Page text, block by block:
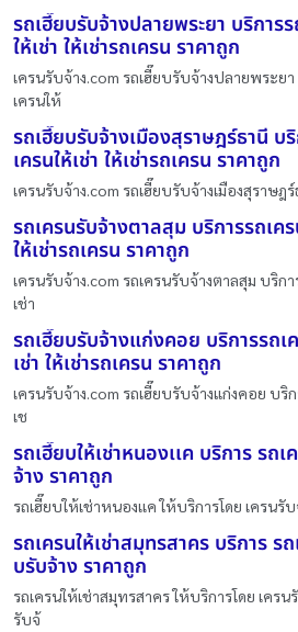
รถเฮี๊ยบรับจ้างปลายพระยา บริการ
ให้เช่า ให้เช่ารถเครน ราคาถูก
เครนรับจ้าง.com รถเฮี๊ยบรับจ้างปลายพระยา
เครนให้
รถเฮี๊ยบรับจ้างเมืองสุราษฎร์ธานี บ
เครนให้เช่า ให้เช่ารถเครน ราคาถูก
เครนรับจ้าง.com รถเฮี๊ยบรับจ้างเมืองสุราษฎ
รถเครนรับจ้างตาลสุม บริการรถเค
ให้เช่ารถเครน ราคาถูก
เครนรับจ้าง.com รถเครนรับจ้างตาลสุม บริก
เช่า
รถเฮี๊ยบรับจ้างแก่งคอย บริการรถเ
เช่า ให้เช่ารถเครน ราคาถูก
เครนรับจ้าง.com รถเฮี๊ยบรับจ้างแก่งคอย บริ
เช
รถเฮี๊ยบให้เช่าหนองเเค บริการ รถ
จ้าง ราคาถูก
รถเฮี๊ยบให้เช่าหนองเเค ให้บริการโดย เครน
รถเครนให้เช่าสมุทรสาคร บริการ ร
บรับจ้าง ราคาถูก
รถเครนให้เช่าสมุทรสาคร ให้บริการโดย เคร
รับจ้